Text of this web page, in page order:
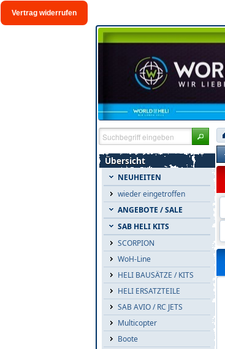
Vertrag widerrufen
Übersicht
NEUHEITEN
wieder eingetroffen
ANGEBOTE / SALE
SAB HELI KITS
SCORPION
WoH-Line
HELI BAUSÄTZE / KITS
HELI ERSATZTEILE
SAB AVIO / RC JETS
Multicopter
Boote